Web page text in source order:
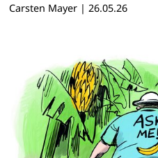
Carsten Mayer | 26.05.26